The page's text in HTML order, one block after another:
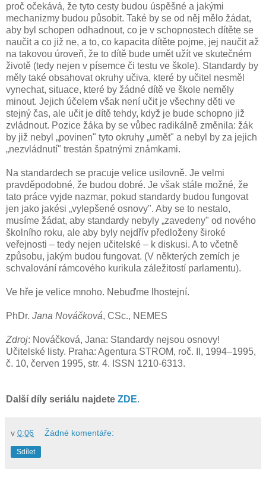
proč očekává, že tyto cesty budou úspěšné a jakými
mechanizmy budou působit. Také by se od něj mělo žádat,
aby byl schopen odhadnout, co je v schopnostech dítěte se
naučit a co již ne, a to, co kapacita dítěte pojme, jej naučit až
na takovou úroveň, že to dítě bude umět užít ve skutečném
životě (tedy nejen v písemce či testu ve škole). Standardy by
měly také obsahovat okruhy učiva, které by učitel nesměl
vynechat, situace, které by žádné dítě ve škole neměly
minout. Jejich účelem však není učit je všechny děti ve
stejný čas, ale učit je dítě tehdy, když je bude schopno již
zvládnout. Pozice žáka by se vůbec radikálně změnila: žák
by již nebyl „povinen" tyto okruhy „umět" a nebyl by za jejich
„nezvládnutí" trestán špatnými známkami.
Na standardech se pracuje velice usilovně. Je velmi
pravděpodobné, že budou dobré. Je však stále možné, že
tato práce vyjde nazmar, pokud standardy budou fungovat
jen jako jakési „vylepšené osnovy". Aby se to nestalo,
musíme žádat, aby standardy nebyly „zavedeny" od nového
školního roku, ale aby byly nejdřív předloženy široké
veřejnosti – tedy nejen učitelské – k diskusi. A to včetně
způsobu, jakým budou fungovat. (V některých zemích je
schvalování rámcového kurikula záležitostí parlamentu).
Ve hře je velice mnoho. Nebuďme lhostejní.
PhDr. Jana Nováčková, CSc., NEMES
Zdroj: Nováčková, Jana: Standardy nejsou osnovy!
Učitelské listy. Praha: Agentura STROM, roč. II, 1994–1995,
č. 10, červen 1995, str. 4. ISSN 1210-6313.
Další díly seriálu najdete ZDE.
v 0:06 Žádné komentáře:
Sdílet